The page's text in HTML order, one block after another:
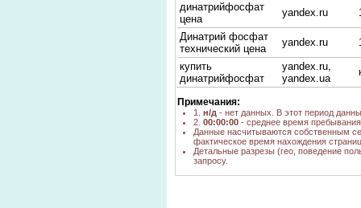
динатрийфосфат
цена
yandex.ru
Динатрий фосфат
технический цена
yandex.ru
купить
динатрийфосфат
yandex.ru,
yandex.ua
Мононатрійфосфат,
ціна
динатрий фосфат
купить
yandex.ru
динатрий фосфат
дзержинск
Примечания:
1. н/д - нет данных. В этот период
2. 00:00:00 - среднее время
Данные насчитываются собственным
фактическое время нахождения
Детальные разрезы (гео, поведение
запросу.